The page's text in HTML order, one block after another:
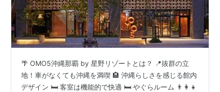
🌴 OMO5沖縄那覇 by 星野リゾートとは？ 📍抜群の立
地！車がなくても沖縄を満喫 🏨 沖縄らしさを感じる館内
デザイン 🛏 客室は機能的で快適 🛏 やぐらルーム 👨‍👩‍👧